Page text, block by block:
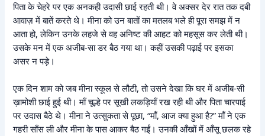
पिता के चेहरे पर एक अनकही उदासी छाई रहती थी। वे अक्सर देर रात तक दबी
आवाज़ में बातें करते थे। मीना को उन बातों का मतलब भले ही पूरा समझ में न
आता हो, लेकिन उनके लहजे से वह अनिष्ट की आहट को महसूस कर लेती थी।
उसके मन में एक अजीब-सा डर बैठ गया था। कहीं उसकी पढ़ाई पर इसका
असर न पड़े।
एक दिन शाम को जब मीना स्कूल से लौटी, तो उसने देखा कि घर में अजीब-सी
ख़ामोशी छाई हुई थी। माँ चूल्हे पर सूखी लकड़ियाँ रख रही थी और पिता चारपाई
पर उदास बैठे थे। मीना ने उत्सुकता से पूछा, “माँ, आज क्या हुआ है?” माँ ने एक
गहरी साँस ली और मीना के पास आकर बैठ गईं। उनकी आँखों में आँसू छलक रहे